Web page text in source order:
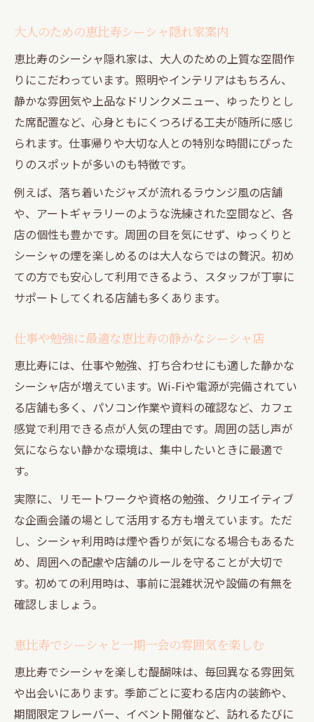
内
ット
東京都で出会うシーシャと特別なひととき
静かな雰囲気で堪能する特別なシーシャ体験
静かな隠れ家で味わう特別なシーシャの魅
力
大人が集うシーシャ空間で一期一会を実感
作業や勉強にも最適な静かなシーシャスポ
ット
心地よい静寂と共にシーシャを楽しむ方法
静かな雰囲気が際立つシーシャ隠れ家案内
一期一会を楽しむ大人のためのシーシャ案内
び方
シーシャで一期一会の出会いを体験する秘
訣
隠れ家で過ごす大人のためのシーシャ時間
用途で選ぶ大人向けシーシャ隠れ家スポッ
大人のための恵比寿シーシャ隠れ家案内
恵比寿のシーシャ隠れ家は、大人のための上質な空間作
りにこだわっています。照明やインテリアはもちろん、
静かな雰囲気や上品なドリンクメニュー、ゆったりとし
た席配置など、心身ともにくつろげる工夫が随所に感じ
られます。仕事帰りや大切な人との特別な時間にぴった
りのスポットが多いのも特徴です。
例えば、落ち着いたジャズが流れるラウンジ風の店舗
や、アートギャラリーのような洗練された空間など、各
店の個性も豊かです。周囲の目を気にせず、ゆっくりと
シーシャの煙を楽しめるのは大人ならではの贅沢。初め
ての方でも安心して利用できるよう、スタッフが丁寧に
サポートしてくれる店舗も多くあります。
仕事や勉強に最適な恵比寿の静かなシーシャ店
恵比寿には、仕事や勉強、打ち合わせにも適した静かな
シーシャ店が増えています。Wi-Fiや電源が完備されてい
る店舗も多く、パソコン作業や資料の確認など、カフェ
感覚で利用できる点が人気の理由です。周囲の話し声が
気にならない静かな環境は、集中したいときに最適で
す。
実際に、リモートワークや資格の勉強、クリエイティブ
な企画会議の場として活用する方も増えています。ただ
し、シーシャ利用時は煙や香りが気になる場合もあるた
め、周囲への配慮や店舗のルールを守ることが大切で
す。初めての利用時は、事前に混雑状況や設備の有無を
確認しましょう。
恵比寿でシーシャと一期一会の雰囲気を楽しむ
恵比寿でシーシャを楽しむ醍醐味は、毎回異なる雰囲気
や出会いにあります。季節ごとに変わる店内の装飾や、
期間限定フレーバー、イベント開催など、訪れるたびに